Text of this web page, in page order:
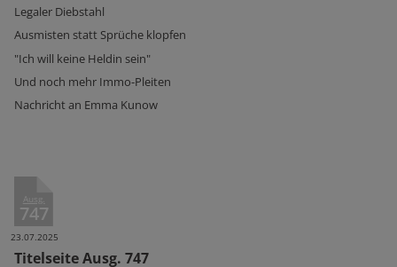
Legaler Diebstahl
Ausmisten statt Sprüche klopfen
"Ich will keine Heldin sein"
Und noch mehr Immo-Pleiten
Nachricht an Emma Kunow
Ausg.
747
23.07.2025
Titelseite Ausg. 747